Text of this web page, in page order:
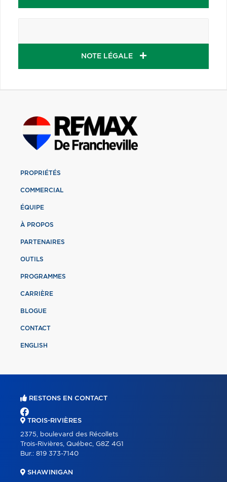
NOTE LÉGALE
PROPRIÉTÉS
COMMERCIAL
ÉQUIPE
À PROPOS
PARTENAIRES
OUTILS
PROGRAMMES
CARRIÈRE
BLOGUE
CONTACT
ENGLISH
RESTONS EN CONTACT
TROIS-RIVIÈRES
2375, boulevard des Récollets
Trois-Rivières, Québec, G8Z 4G1
Bur.: 819 373-7140
SHAWINIGAN